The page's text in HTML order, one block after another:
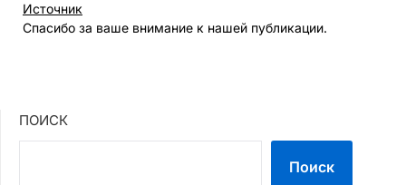
Источник
Спасибо за ваше внимание к нашей публикации.
ПОИСК
Поиск